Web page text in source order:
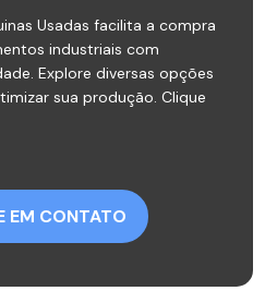
Usadas facilita a compra
industriais com
Explore diversas opções
sua produção. Clique
EM CONTATO